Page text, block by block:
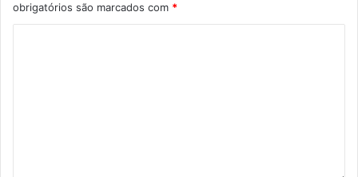
obrigatórios são marcados com *